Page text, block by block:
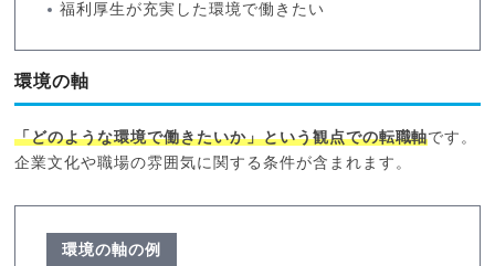
福利厚生が充実した環境で働きたい
環境の軸
「どのような環境で働きたいか」という観点での転職軸です。
企業文化や職場の雰囲気に関する条件が含まれます。
環境の軸の例